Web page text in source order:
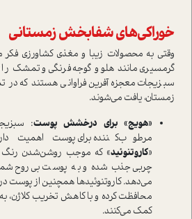
خوراکی‌های شفابخش زمستانی
وقتی به محصولات زیبا و مغذی کشاورزی فکر
گرمسیری مانند هلو و گوجه‌فرنگی و تمشک را
سبزیجات معجزه‌آفرین فراوانی هستند که
زمستان، یافت می‌شوند.
«هویج» برای درخشش پوست:
مرطوب‌کننده برای پوست اهمیت
«کاروتنوئید» که موجب روشن‌شدن رنگ
چربی جذب شده و به پوست بی‌روح
می‌دهد. کاروتنوئیدها همچنین از پوست
محافظت کرده و با کاهش تخریب
کمک می‌کنند.